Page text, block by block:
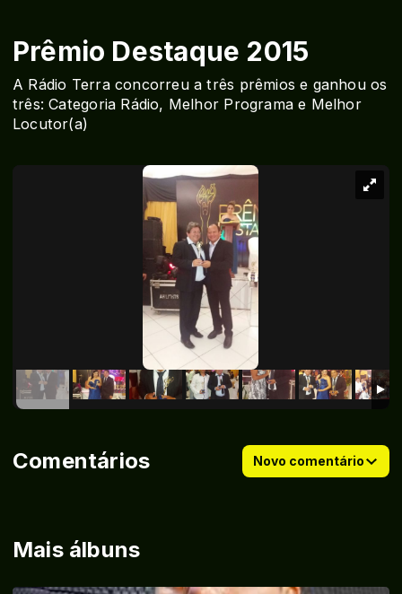
Prêmio Destaque 2015
A Rádio Terra concorreu a três prêmios e ganhou os
três: Categoria Rádio, Melhor Programa e Melhor
Locutor(a)
Mais álbuns
Comentários Novo comentário